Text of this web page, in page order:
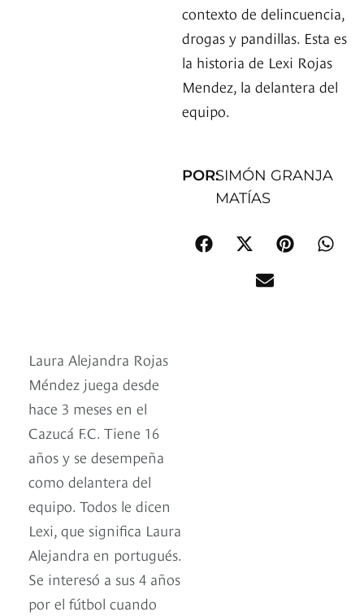
contexto de delincuencia,
drogas y pandillas. Esta es
la historia de Lexi Rojas
Mendez, la delantera del
equipo.
POR:SIMÓN GRANJA
MATÍAS
Laura Alejandra Rojas
Méndez juega desde
hace 3 meses en el
Cazucá F.C. Tiene 16
años y se desempeña
como delantera del
equipo. Todos le dicen
Lexi, que significa Laura
Alejandra en portugués.
Se interesó a sus 4 años
por el fútbol cuando